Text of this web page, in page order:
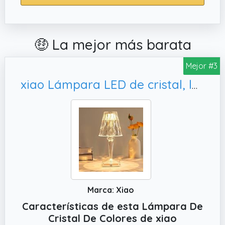
🤑 La mejor más barata
Mejor #3
xiao Lámpara LED de cristal, lámpara de mesa de diamante de cristal 3 color cambio de color lámpara de cama táctil con lámpara de cama de Cable USB (I)
Marca: Xiao
Características de esta Lámpara De
Cristal De Colores de xiao